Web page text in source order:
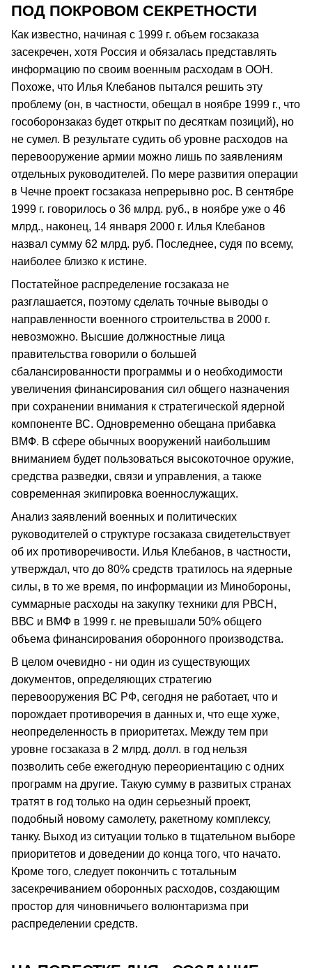
ПОД ПОКРОВОМ СЕКРЕТНОСТИ
Как известно, начиная с 1999 г. объем госзаказа
засекречен, хотя Россия и обязалась представлять
информацию по своим военным расходам в ООН.
Похоже, что Илья Клебанов пытался решить эту
проблему (он, в частности, обещал в ноябре 1999 г., что
гособоронзаказ будет открыт по десяткам позиций), но
не сумел. В результате судить об уровне расходов на
перевооружение армии можно лишь по заявлениям
отдельных руководителей. По мере развития операции
в Чечне проект госзаказа непрерывно рос. В сентябре
1999 г. говорилось о 36 млрд. руб., в ноябре уже о 46
млрд., наконец, 14 января 2000 г. Илья Клебанов
назвал сумму 62 млрд. руб. Последнее, судя по всему,
наиболее близко к истине.
Постатейное распределение госзаказа не
разглашается, поэтому сделать точные выводы о
направленности военного строительства в 2000 г.
невозможно. Высшие должностные лица
правительства говорили о большей
сбалансированности программы и о необходимости
увеличения финансирования сил общего назначения
при сохранении внимания к стратегической ядерной
компоненте ВС. Одновременно обещана прибавка
ВМФ. В сфере обычных вооружений наибольшим
вниманием будет пользоваться высокоточное оружие,
средства разведки, связи и управления, а также
современная экипировка военнослужащих.
Анализ заявлений военных и политических
руководителей о структуре госзаказа свидетельствует
об их противоречивости. Илья Клебанов, в частности,
утверждал, что до 80% средств тратилось на ядерные
силы, в то же время, по информации из Минобороны,
суммарные расходы на закупку техники для РВСН,
ВВС и ВМФ в 1999 г. не превышали 50% общего
объема финансирования оборонного производства.
В целом очевидно - ни один из существующих
документов, определяющих стратегию
перевооружения ВС РФ, сегодня не работает, что и
порождает противоречия в данных и, что еще хуже,
неопределенность в приоритетах. Между тем при
уровне госзаказа в 2 млрд. долл. в год нельзя
позволить себе ежегодную переориентацию с одних
программ на другие. Такую сумму в развитых странах
тратят в год только на один серьезный проект,
подобный новому самолету, ракетному комплексу,
танку. Выход из ситуации только в тщательном выборе
приоритетов и доведении до конца того, что начато.
Кроме того, следует покончить с тотальным
засекречиванием оборонных расходов, создающим
простор для чиновничьего волюнтаризма при
распределении средств.